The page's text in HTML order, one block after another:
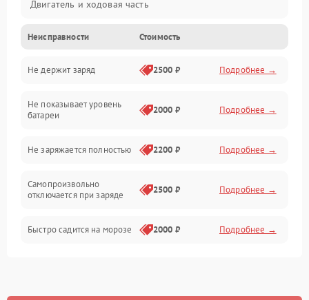
Двигатель и ходовая часть
Тормоза и безопасность
Подвеска и колеса
Электроника и управление
Неисправности Стоимость
Не держит заряд 2500 ₽ Подробнее →
Не показывает уровень
батареи
2000 ₽ Подробнее →
Не заряжается полностью 2200 ₽ Подробнее →
Самопроизвольно
отключается при заряде
2500 ₽ Подробнее →
Быстро садится на морозе 2000 ₽ Подробнее →